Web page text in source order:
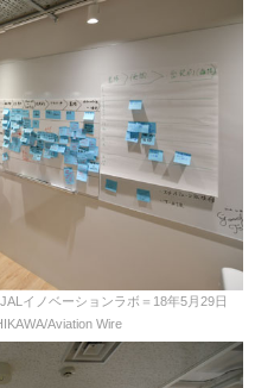
イノベーションラボ＝18年5月29日
Aviation Wire